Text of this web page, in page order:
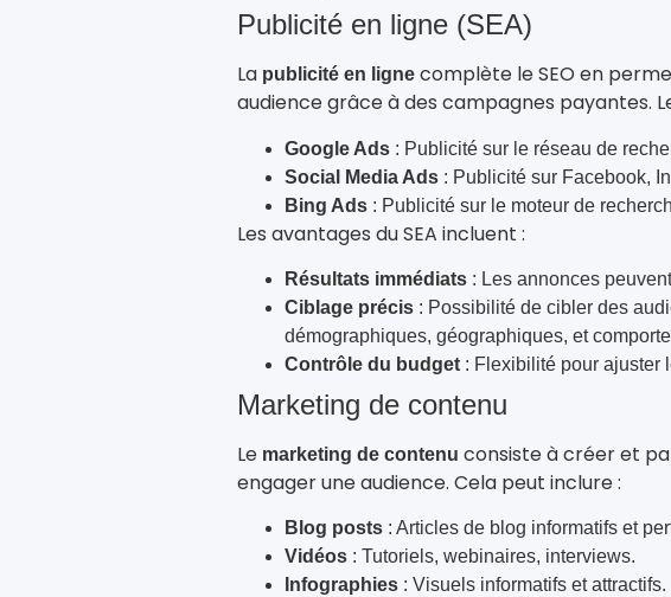
Publicité en ligne (SEA)
La publicité en ligne complète le SEO en
audience grâce à des campagnes payantes.
Google Ads : Publicité sur le réseau de
Social Media Ads : Publicité sur Facebook,
Bing Ads : Publicité sur le moteur de
Les avantages du SEA incluent :
Résultats immédiats : Les annonces
Ciblage précis : Possibilité de cibler des
démographiques, géographiques, et
Contrôle du budget : Flexibilité pour ajuster
Marketing de contenu
Le marketing de contenu consiste à créer et
engager une audience. Cela peut inclure :
Blog posts : Articles de blog informatifs et
Vidéos : Tutoriels, webinaires, interviews.
Infographies : Visuels informatifs et attractifs.